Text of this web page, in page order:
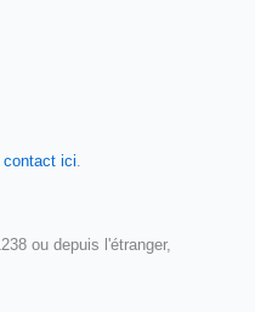
contact ici
ou depuis l'étranger,